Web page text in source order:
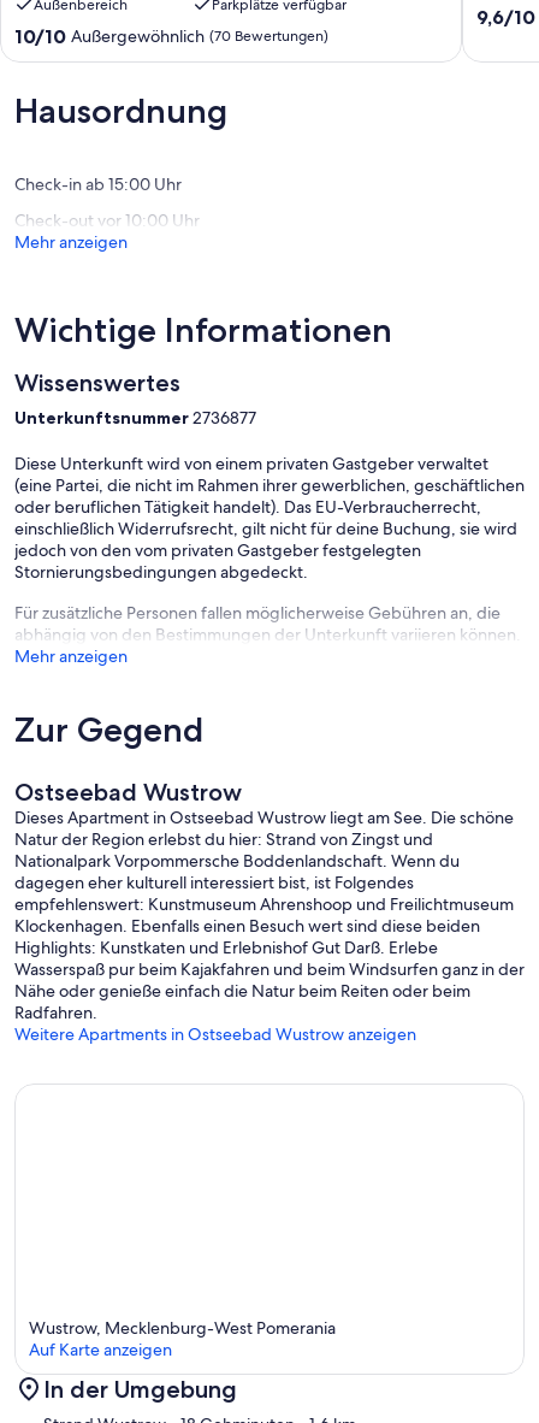
ruhiger
Lage
mit
Garten
in
Wustrow
Außenbereich Parkplätze verfügbar
10.0
von
Außergewöhnlich,
(70
10/10 Außergewöhnlich (70 Bewertungen)
900m
zum
9.6
10,
9,6/10
Hausordnung
Check-in ab 15:00 Uhr
Check-out vor 10:00 Uhr
Mehr anzeigen
Wichtige Informationen
Wissenswertes
Unterkunftsnummer2736877
Diese Unterkunft wird von einem privaten Gastgeber verwaltet
(eine Partei, die nicht im Rahmen ihrer gewerblichen, geschäftlichen
oder beruflichen Tätigkeit handelt). Das EU-Verbraucherrecht,
einschließlich Widerrufsrecht, gilt nicht für deine Buchung, sie wird
jedoch von den vom privaten Gastgeber festgelegten
Stornierungsbedingungen abgedeckt.
Für zusätzliche Personen fallen möglicherweise Gebühren an, die
abhängig von den Bestimmungen der Unterkunft variieren können.
Mehr anzeigen
Zur Gegend
Ostseebad Wustrow
Dieses Apartment in Ostseebad Wustrow liegt am See. Die schöne
Natur der Region erlebst du hier: Strand von Zingst und
Nationalpark Vorpommersche Boddenlandschaft. Wenn du
dagegen eher kulturell interessiert bist, ist Folgendes
empfehlenswert: Kunstmuseum Ahrenshoop und Freilichtmuseum
Klockenhagen. Ebenfalls einen Besuch wert sind diese beiden
Highlights: Kunstkaten und Erlebnishof Gut Darß. Erlebe
Wasserspaß pur beim Kajakfahren und beim Windsurfen ganz in der
Nähe oder genieße einfach die Natur beim Reiten oder beim
Radfahren.
Weitere Apartments in Ostseebad Wustrow anzeigen
Wustrow, Mecklenburg-West Pomerania
Auf Karte anzeigen
In der Umgebung